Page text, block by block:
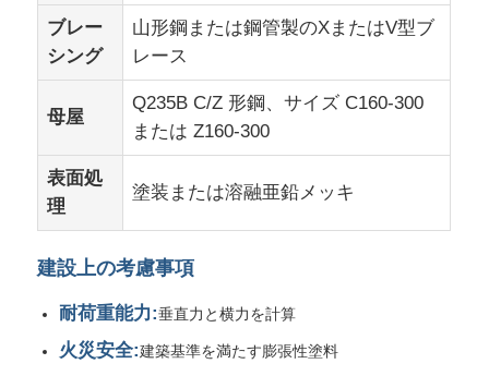
馬の棚
ブレー
シング
山形鋼または鋼管製のXまたはV型ブ
レース
母屋
Q235B C/Z 形鋼、サイズ C160-300
または Z160-300
表面処
理
塗装または溶融亜鉛メッキ
建設上の考慮事項
耐荷重能力:垂直力と横力を計算
火災安全:建築基準を満たす膨張性塗料